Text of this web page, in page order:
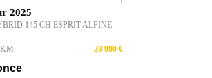
2025
145 CH ESPRIT ALPINE
KM 29 990 €